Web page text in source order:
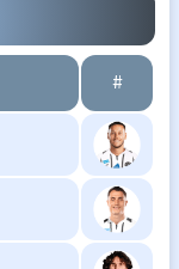
#